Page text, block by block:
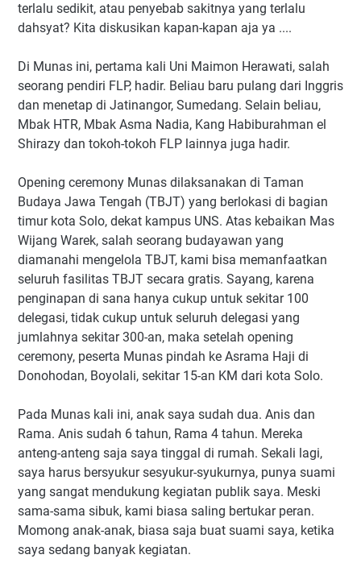
terlalu sedikit, atau penyebab sakitnya yang terlalu
dahsyat? Kita diskusikan kapan-kapan aja ya ....
Di Munas ini, pertama kali Uni Maimon Herawati, salah
seorang pendiri FLP, hadir. Beliau baru pulang dari Inggris
dan menetap di Jatinangor, Sumedang. Selain beliau,
Mbak HTR, Mbak Asma Nadia, Kang Habiburahman el
Shirazy dan tokoh-tokoh FLP lainnya juga hadir.
Opening ceremony Munas dilaksanakan di Taman
Budaya Jawa Tengah (TBJT) yang berlokasi di bagian
timur kota Solo, dekat kampus UNS. Atas kebaikan Mas
Wijang Warek, salah seorang budayawan yang
diamanahi mengelola TBJT, kami bisa memanfaatkan
seluruh fasilitas TBJT secara gratis. Sayang, karena
penginapan di sana hanya cukup untuk sekitar 100
delegasi, tidak cukup untuk seluruh delegasi yang
jumlahnya sekitar 300-an, maka setelah opening
ceremony, peserta Munas pindah ke Asrama Haji di
Donohodan, Boyolali, sekitar 15-an KM dari kota Solo.
Pada Munas kali ini, anak saya sudah dua. Anis dan
Rama. Anis sudah 6 tahun, Rama 4 tahun. Mereka
anteng-anteng saja saya tinggal di rumah. Sekali lagi,
saya harus bersyukur sesyukur-syukurnya, punya suami
yang sangat mendukung kegiatan publik saya. Meski
sama-sama sibuk, kami biasa saling bertukar peran.
Momong anak-anak, biasa saja buat suami saya, ketika
saya sedang banyak kegiatan.